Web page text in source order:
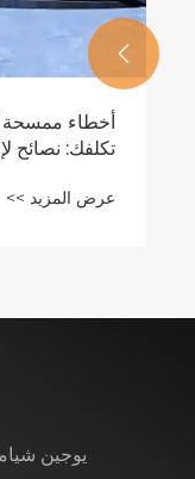
أخطاء ممسحة
تكلفك: نصائح
عرض المزيد >>

يوجين